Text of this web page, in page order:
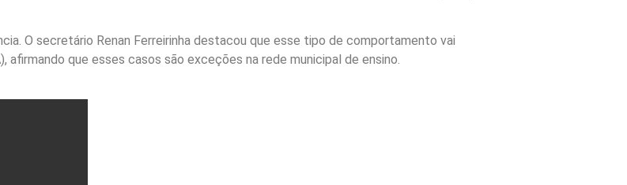
O secretário Renan Ferreirinha destacou que esse tipo de comportamento vai
que esses casos são exceções na rede municipal de ensino.